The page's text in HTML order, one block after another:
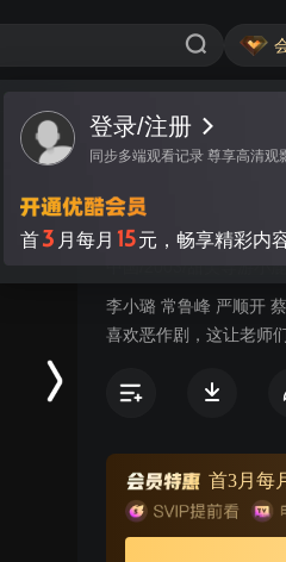
登录/注册
同步多端观看记录 尊享高清观
首3 月每月 15元，畅享精彩内
视频 讨论
我的淘气天使
中国/2003/甜美导游小
李小璐 常鲁峰 严顺开
喜欢恶作剧，这让老师
作对，让小鹿恨的牙痒
多笑话，惹了不少麻烦
名其妙晕倒。她对自己
而她也在这样的日子中
首3月每